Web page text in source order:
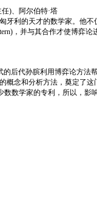
)、阿尔伯特·塔
利的天才的数学家。他
，并与其合作才使博弈论
后代孙膑利用博弈论方
念和分析方法，奠定了
数数学家的专利，所以，